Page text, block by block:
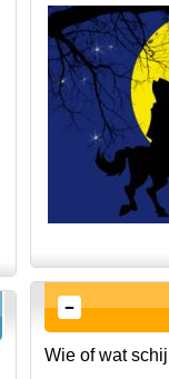
Wie of wat